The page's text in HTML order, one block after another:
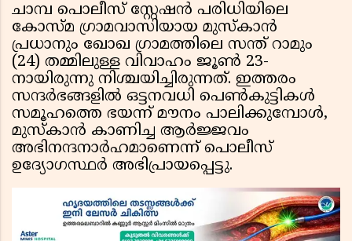
ചാമ്പ പൊലീസ് സ്റ്റേഷൻ പരിധിയിലെ
കോസ്‌മ ഗ്രാമവാസിയായ മുസ്‌കാൻ
പ്രധാനും ഖോഖ ഗ്രാമത്തിലെ സന്ത് റാമും
(24) തമ്മിലുള്ള വിവാഹം ജൂൺ 23-
നായിരുന്നു നിശ്ചയിച്ചിരുന്നത്. ഇത്തരം
സന്ദർഭങ്ങളിൽ ഒട്ടനവധി പെൺകുട്ടികൾ
സമൂഹത്തെ ഭയന്ന് മൗനം പാലിക്കുമ്പോൾ,
മുസ്‌കാൻ കാണിച്ച ആർജ്ജവം
അഭിനന്ദനാർഹമാണെന്ന് പൊലീസ്
ഉദ്യോഗസ്ഥർ അഭിപ്രായപ്പെട്ടു.